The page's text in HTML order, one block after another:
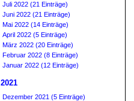
Juli 2022 (21 Einträge)
Juni 2022 (21 Einträge)
Mai 2022 (14 Einträge)
April 2022 (5 Einträge)
März 2022 (20 Einträge)
Februar 2022 (8 Einträge)
Januar 2022 (12 Einträge)
2021
Dezember 2021 (5 Einträge)